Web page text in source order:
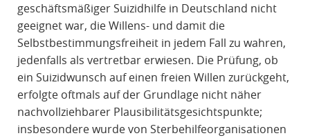
geschäftsmäßiger Suizidhilfe in Deutschland nicht
geeignet war, die Willens- und damit die
Selbstbestimmungsfreiheit in jedem Fall zu wahren,
jedenfalls als vertretbar erwiesen. Die Prüfung, ob
ein Suizidwunsch auf einen freien Willen zurückgeht,
erfolgte oftmals auf der Grundlage nicht näher
nachvollziehbarer Plausibilitätsgesichtspunkte;
insbesondere wurde von Sterbehilfeorganisationen